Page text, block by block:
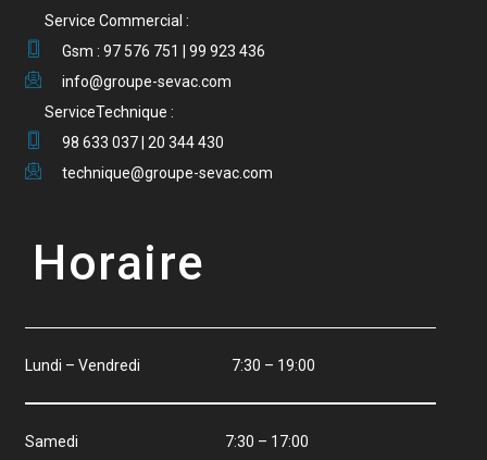
Service Commercial :
Gsm : 97 576 751 | 99 923 436
info@groupe-sevac.com
ServiceTechnique :
98 633 037 | 20 344 430
technique@groupe-sevac.com
Horaire
Lundi – Vendredi 7:30 – 19:00
Samedi 7:30 – 17:00